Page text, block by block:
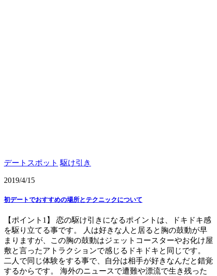
デートスポット 駆け引き
2019/4/15
初デートでおすすめの場所とテクニックについて
【ポイント1】 恋の駆け引きになるポイントは、ドキドキ感
を駆り立てる事です。 人は好きな人と居ると胸の鼓動が早
まりますが、この胸の鼓動はジェットコースターやお化け屋
敷と言ったアトラクションで感じるドキドキと同じです。
二人で同じ体験をする事で、自分は相手が好きなんだと錯覚
するからです。 海外のニュースで遭難や漂流で生き残った